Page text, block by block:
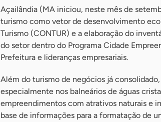
Açailândia (MA iniciou, neste mês de
turismo como vetor de desenvolvimento
Turismo (CONTUR) e a elaboração do
do setor dentro do Programa Cidade
Prefeitura e lideranças empresariais.
Além do turismo de negócios já
especialmente nos balneários de águas
empreendimentos com atrativos naturais e
base de informações para a formatação de